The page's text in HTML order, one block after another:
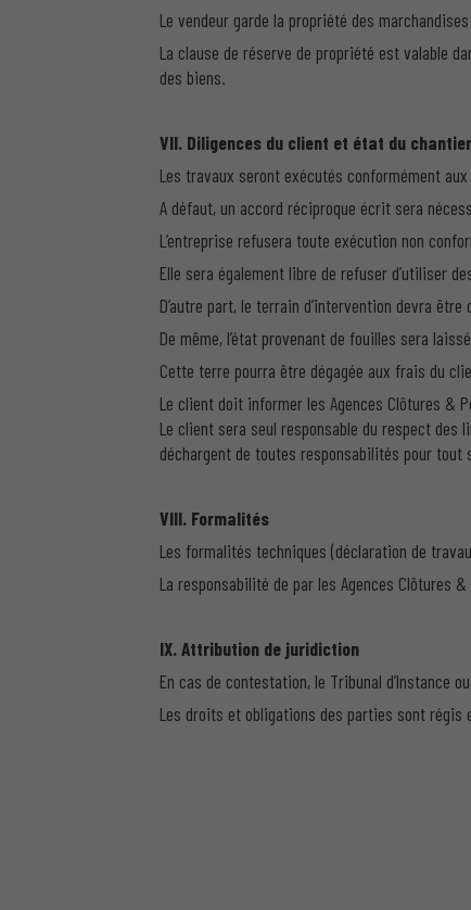
Le vendeur garde la propriété des
La clause de réserve de propriété est valable
des biens.
VII. Diligences du client et état du chantier
Les travaux seront exécutés conformément
A défaut, un accord réciproque écrit sera
L’entreprise refusera toute exécution non
Elle sera également libre de refuser d’utiliser
D’autre part, le terrain d’intervention devra
De même, l’état provenant de fouilles sera
Cette terre pourra être dégagée aux frais du
Le client doit informer les Agences Clôtures &
Le client sera seul responsable du respect des
déchargent de toutes responsabilités pour
VIII. Formalités
Les formalités techniques (déclaration de
La responsabilité de par les Agences Clôtures
IX. Attribution de juridiction
En cas de contestation, le Tribunal d’Instance
Les droits et obligations des parties sont